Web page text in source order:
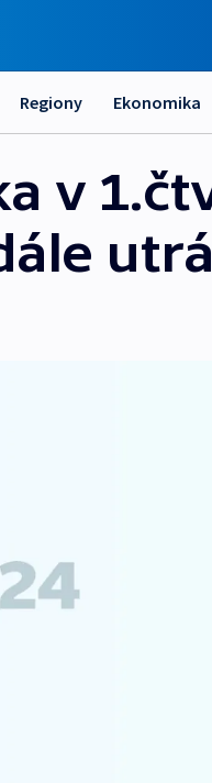
Regiony Ekonomika
v